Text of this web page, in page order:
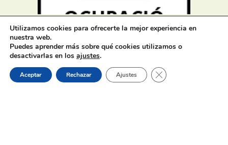
Proceso selectivo 1 plaza técnico/a
oposición
31 de julio de 2026
Utilizamos cookies para ofrecerte la mejor experiencia en
nuestra web.
Puedes aprender más sobre qué cookies utilizamos o
desactivarlas en los ajustes.
Aceptar Rechazar Ajustes Cerrar el banner de